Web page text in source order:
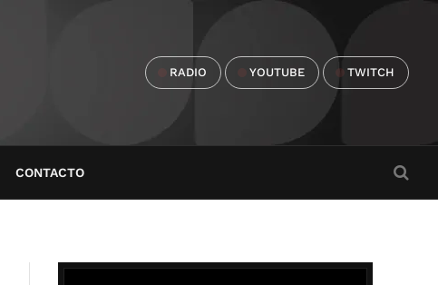
RADIO YOUTUBE TWITCH
CONTACTO